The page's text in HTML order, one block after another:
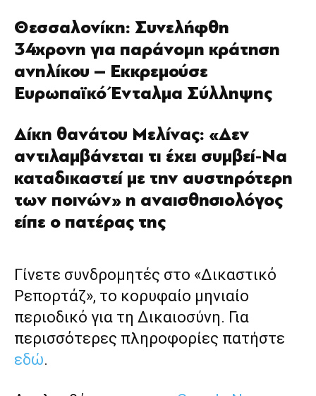
Θεσσαλονίκη: Συνελήφθη
34χρονη για παράνομη κράτηση
ανηλίκου – Εκκρεμούσε
Ευρωπαϊκό Ένταλμα Σύλληψης
Δίκη θανάτου Μελίνας: «Δεν
αντιλαμβάνεται τι έχει συμβεί-Να
καταδικαστεί με την αυστηρότερη
των ποινών» η αναισθησιολόγος
είπε ο πατέρας της
Γίνετε συνδρομητές στο «Δικαστικό
Ρεπορτάζ», το κορυφαίο μηνιαίο
περιοδικό για τη Δικαιοσύνη. Για
περισσότερες πληροφορίες πατήστε
εδώ.